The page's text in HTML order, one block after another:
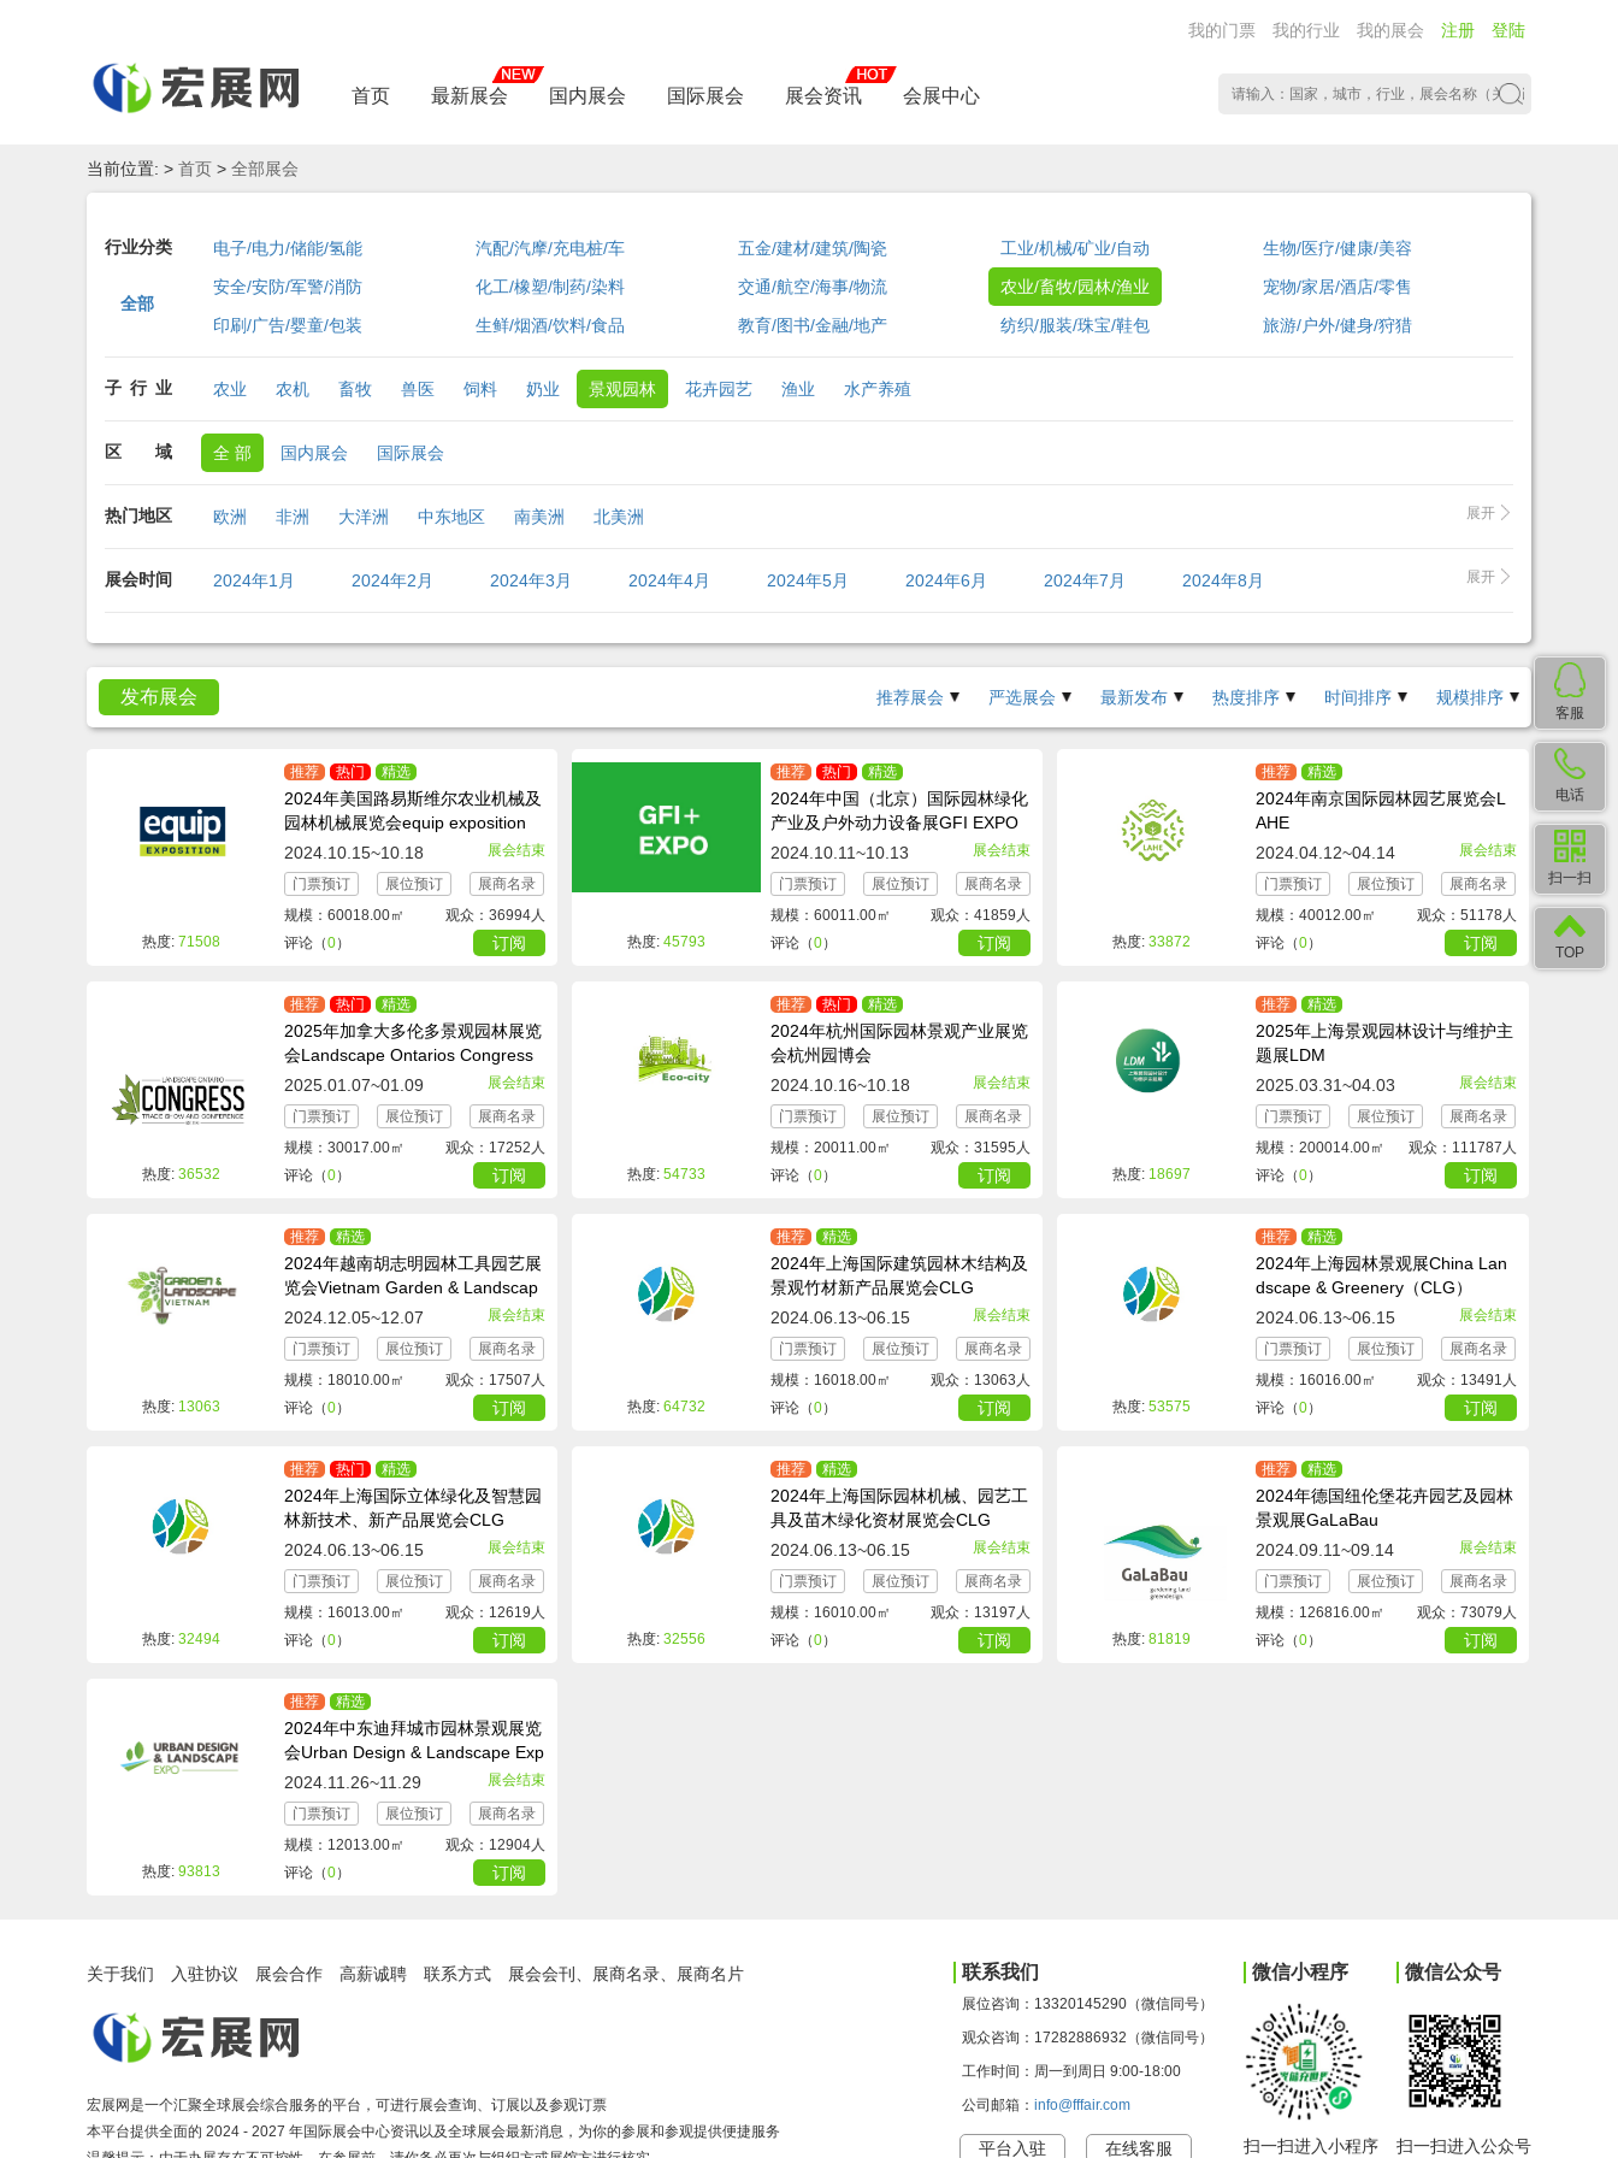
我的门票 我的行业 我的展会 注册 登陆
首页 最新展会 国内展会 国际展会 展会资讯 会展中心
当前位置: > 首页 > 全部展会
行业分类
全部
电子/电力/储能/氢能 汽配/汽摩/充电桩/车 五金/建材/建筑/陶瓷 工业/机械/矿业/自动
生物/医疗/健康/美容
安全/安防/军警/消防
化工/橡塑/制药/染料 交通/航空/海事/物流 农业/畜牧/园林/渔业
宠物/家居/酒店/零售
印刷/广告/婴童/包装
生鲜/烟酒/饮料/食品 教育/图书/金融/地产 纺织/服装/珠宝/鞋包 旅游/户外/健身/狩猎
子 行 业 农业 农机 畜牧 兽医 饲料 奶业 景观园林 花卉园艺 渔业 水产养殖
区 域 全 部 国内展会 国际展会
热门地区 欧洲 非洲 大洋洲 中东地区 南美洲 北美洲 展开
展会时间 2024年1月 2024年2月 2024年3月 2024年4月 2024年5月 2024年6月 2024年7月
2024年8月
展开
发布展会 推荐展会 严选展会 最新发布 热度排序 时间排序 规模排序
热度: 71508
推荐 热门 精选
2024年美国路易斯维尔农业机械及
园林机械展览会equip exposition
2024.10.15~10.18
展会结束
门票预订
展位预订
展商名录
规模：60018.00㎡
观众：36994人
评论（0） 订阅 热度: 45793
推荐 热门 精选
2024年中国（北京）国际园林绿化
产业及户外动力设备展GFI EXPO
2024.10.11~10.13
展会结束
门票预订
展位预订
展商名录
规模：60011.00㎡
观众：41859人
评论（0） 订阅 热度:33872
推荐 精选
2024年南京国际园林园艺展览会L
AHE
2024.04.12~04.14
展会结束
门票预订
展位预订
展商名录
规模：40012.00㎡
观众：51178人
评论（0） 订阅
热度: 36532
推荐 热门 精选
2025年加拿大多伦多景观园林展览
会Landscape Ontarios Congress
2025.01.07~01.09
展会结束
门票预订
展位预订
展商名录
规模：30017.00㎡
观众：17252人
评论（0） 订阅 热度: 54733
推荐 热门 精选
2024年杭州国际园林景观产业展览
会杭州园博会
2024.10.16~10.18
展会结束
门票预订
展位预订
展商名录
规模：20011.00㎡
观众：31595人
评论（0） 订阅 热度: 18697
推荐 精选
2025年上海景观园林设计与维护主
题展LDM
2025.03.31~04.03
展会结束
门票预订
展位预订
展商名录
规模：200014.00㎡
观众：111787人
评论（0） 订阅
热度: 13063
推荐 精选
2024年越南胡志明园林工具园艺展
览会Vietnam Garden & Landscap
e Expo
2024.12.05~12.07
展会结束
门票预订
展位预订
展商名录
规模：18010.00㎡
观众：17507人
评论（0） 订阅 热度: 64732
推荐 精选
2024年上海国际建筑园林木结构及
景观竹材新产品展览会CLG
2024.06.13~06.15
展会结束
门票预订
展位预订
展商名录
规模：16018.00㎡
观众：13063人
评论（0） 订阅 热度:53575
推荐 精选
2024年上海园林景观展China Lan
dscape & Greenery（CLG）
2024.06.13~06.15
展会结束
门票预订
展位预订
展商名录
规模：16016.00㎡
观众：13491人
评论（0） 订阅
热度: 32494
推荐 热门 精选
2024年上海国际立体绿化及智慧园
林新技术、新产品展览会CLG
2024.06.13~06.15
展会结束
门票预订
展位预订
展商名录
规模：16013.00㎡
观众：12619人
评论（0） 订阅 热度: 32556
推荐 精选
2024年上海国际园林机械、园艺工
具及苗木绿化资材展览会CLG
2024.06.13~06.15
展会结束
门票预订
展位预订
展商名录
规模：16010.00㎡
观众：13197人
评论（0） 订阅 热度:81819
推荐 精选
2024年德国纽伦堡花卉园艺及园林
景观展GaLaBau
2024.09.11~09.14
展会结束
门票预订
展位预订
展商名录
规模：126816.00㎡
观众：73079人
评论（0） 订阅
热度: 93813
推荐 精选
2024年中东迪拜城市园林景观展览
会Urban Design & Landscape Exp
o
2024.11.26~11.29
展会结束
门票预订
展位预订
展商名录
规模：12013.00㎡
观众：12904人
评论（0） 订阅
关于我们 入驻协议 展会合作 高薪诚聘 联系方式 展会会刊、展商名录、展商名片
宏展网是一个汇聚全球展会综合服务的平台，可进行展会查询、订展以及参观订票
本平台提供全面的 2024 - 2027 年国际展会中心资讯以及全球展会最新消息，为你的参展和参观提供便捷服务
联系我们
展位咨询：13320145290（微信同号）
观众咨询：17282886932（微信同号）
工作时间：周一到周日 9:00-18:00
公司邮箱： info@fffair.com
平台入驻 在线客服
微信公众号
扫一扫进入公众号
微信小程序
扫一扫进入小程序
客服
电话
扫一扫
TOP